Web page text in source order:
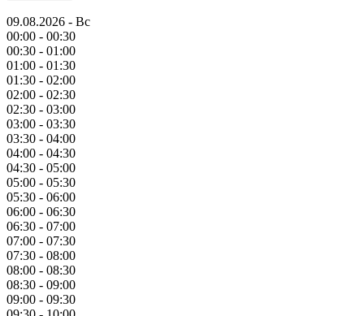
09.08.2026 - Вс
00:00 - 00:30
00:30 - 01:00
01:00 - 01:30
01:30 - 02:00
02:00 - 02:30
02:30 - 03:00
03:00 - 03:30
03:30 - 04:00
04:00 - 04:30
04:30 - 05:00
05:00 - 05:30
05:30 - 06:00
06:00 - 06:30
06:30 - 07:00
07:00 - 07:30
07:30 - 08:00
08:00 - 08:30
08:30 - 09:00
09:00 - 09:30